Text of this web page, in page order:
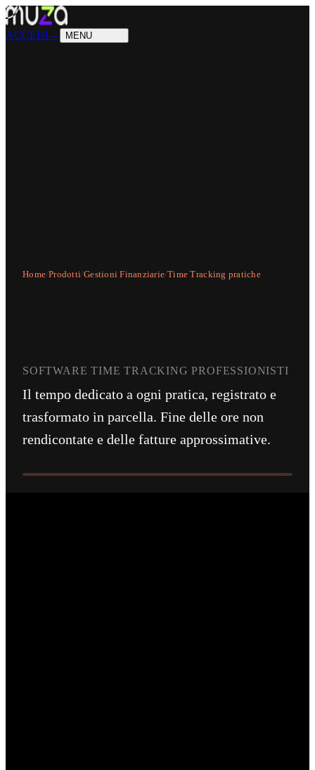
ACCEDI→ MENU
PRODOTTI Cosa sappiamo fare
SOLUZIONIChi possiamo aiutare
Home/Prodotti/Gestioni Finanziarie/Time Tracking pratiche
SOFTWARE TIME TRACKING PROFESSIONISTI
Il tempo dedicato a ogni pratica, registrato e
trasformato in parcella. Fine delle ore non
rendicontate e delle fatture approssimative.